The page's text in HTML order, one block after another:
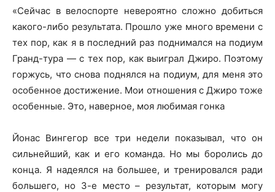
«Сейчас в велоспорте невероятно сложно добиться
какого-либо результата. Прошло уже много времени с
тех пор, как я в последний раз поднимался на подиум
Гранд-тура — с тех пор, как выиграл Джиро. Поэтому
горжусь, что снова поднялся на подиум, для меня это
особенное достижение. Мои отношения с Джиро тоже
особенные. Это, наверное, моя любимая гонка
Йонас Вингегор все три недели показывал, что он
сильнейший, как и его команда. Но мы боролись до
конца. Я надеялся на большее, и тренировался ради
большего, но 3-е место – результат, которым могу